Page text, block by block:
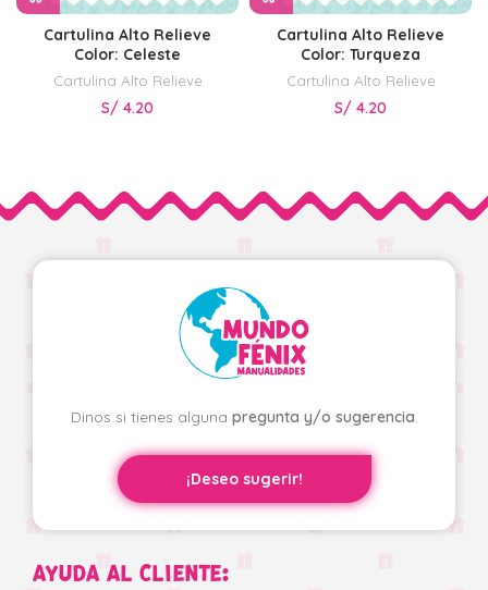
Cartulina Alto Relieve
Color: Celeste
Cartulina Alto Relieve
S/ 4.20
Cartulina Alto Relieve
Color: Turqueza
Cartulina Alto Relieve
S/ 4.20
Dinos si tienes alguna pregunta y/o sugerencia.
¡Deseo sugerir!
AYUDA AL CLIENTE: